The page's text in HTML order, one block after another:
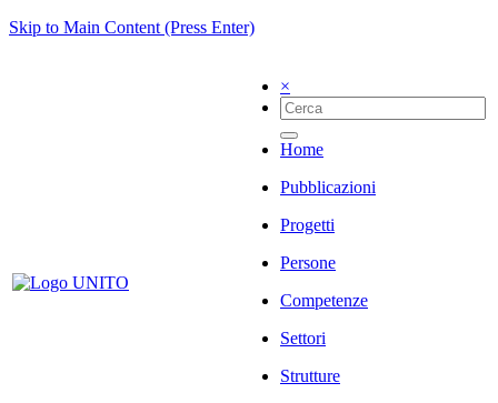
Skip to Main Content (Press Enter)
×
Home
Pubblicazioni
Progetti
Persone
Competenze
Settori
Strutture